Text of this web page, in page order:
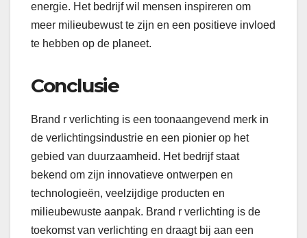
energie. Het bedrijf wil mensen inspireren om
meer milieubewust te zijn en een positieve invloed
te hebben op de planeet.
Conclusie
Brand r verlichting is een toonaangevend merk in
de verlichtingsindustrie en een pionier op het
gebied van duurzaamheid. Het bedrijf staat
bekend om zijn innovatieve ontwerpen en
technologieën, veelzijdige producten en
milieubewuste aanpak. Brand r verlichting is de
toekomst van verlichting en draagt bij aan een